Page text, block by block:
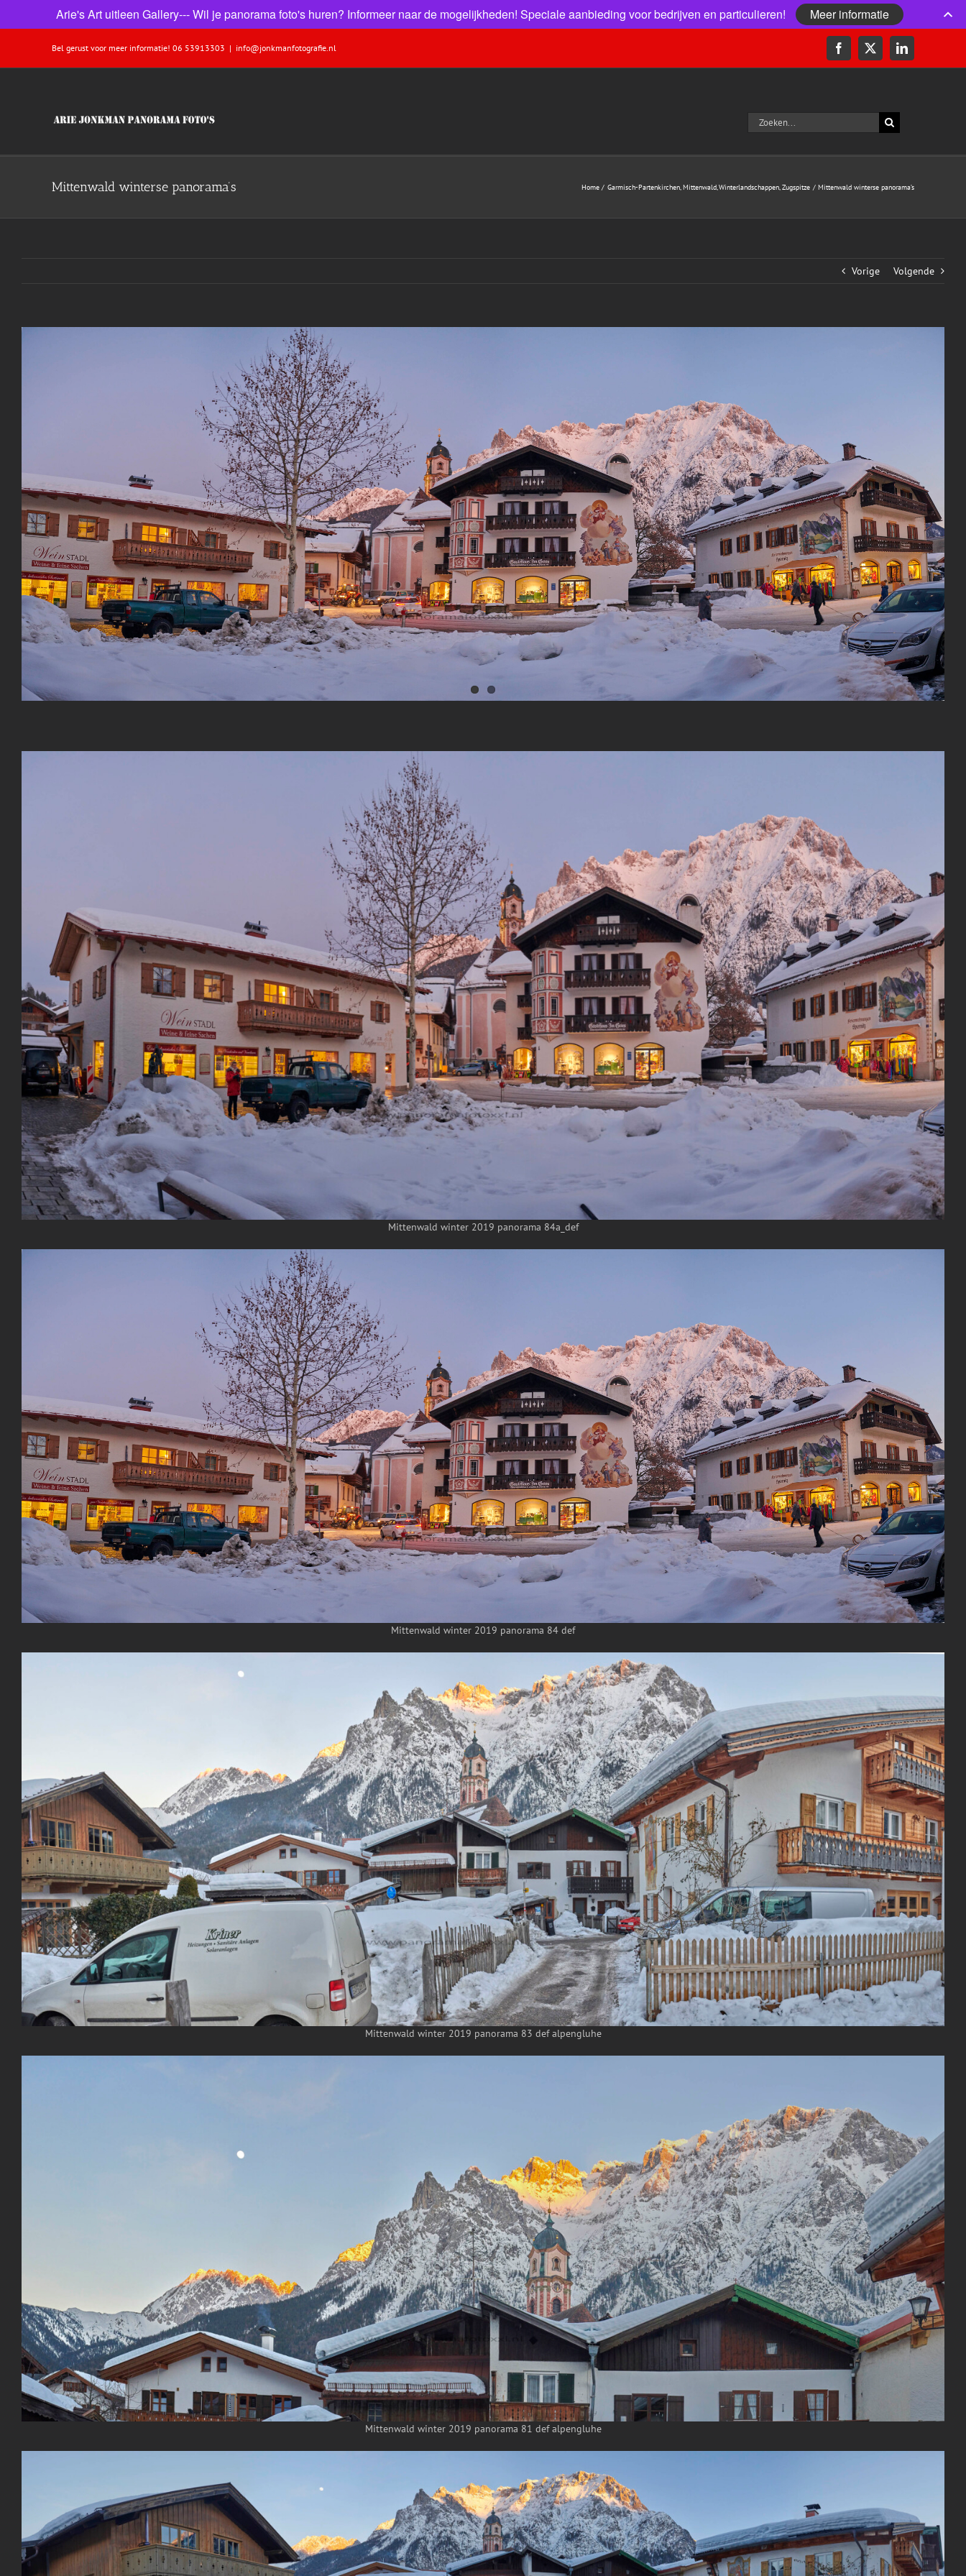
inhoud
Bel gerust voor meer informatie! 06 53913303 | info@jonkmanfotografie.nl Facebook
X LinkedIn
Zoeken
naar:
Mittenwald winterse panorama’s Home Garmisch-Partenkirchen Mittenwald Winterlandschappen Zugspitze Mittenwald winterse panorama’s
Vorige Volgende
View
Mittenwald winter 2019 panorama 84a_def
Mittenwald winter 2019 panorama 84 def
Mittenwald winter 2019 panorama 83 def alpengluhe
Mittenwald winter 2019 panorama 81 def alpengluhe
Arie's Art uitleen Gallery--- Wil je panorama foto's huren? Informeer naar de mogelijkheden! Speciale aanbieding voor bedrijven en particulieren! Meer informatie